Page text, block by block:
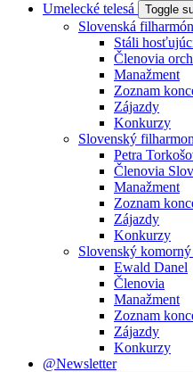
Umelecké telesá
Toggle
Slovenská
Stáli
Členovia
Manažment
Zoznam
Zájazdy
Konkurzy
Slovenský
Petra
Členovia
Manažment
Zoznam
Zájazdy
Konkurzy
Slovenský komorný
Ewald Danel
Členovia
Manažment
Zoznam
Zájazdy
Konkurzy
@Newsletter